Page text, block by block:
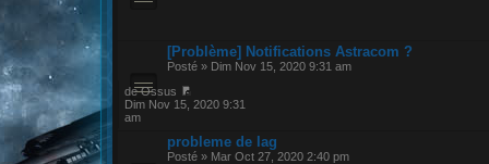
[Problème] Notifications Astracom ?
Posté » Dim Nov 15, 2020 9:31 am
de Ossus
Dim Nov 15, 2020 9:31
am
probleme de lag
Posté » Mar Oct 27, 2020 2:40 pm